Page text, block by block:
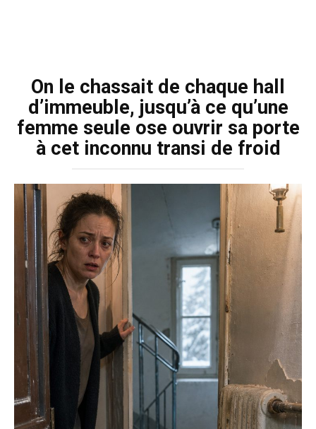
On le chassait de chaque hall
d’immeuble, jusqu’à ce qu’une
femme seule ose ouvrir sa porte
à cet inconnu transi de froid